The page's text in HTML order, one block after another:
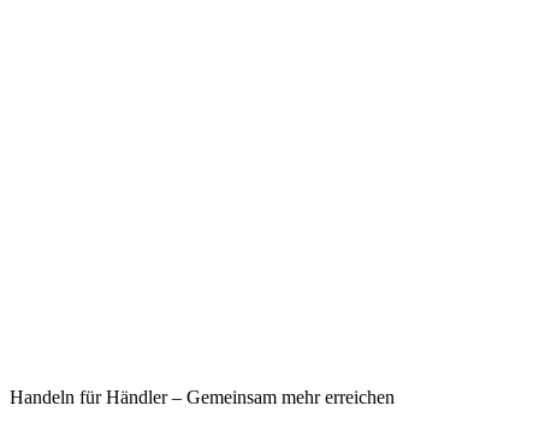
Handeln für Händler – Gemeinsam mehr erreichen